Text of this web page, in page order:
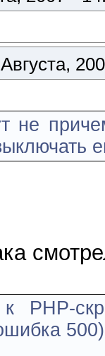
не
PHP-